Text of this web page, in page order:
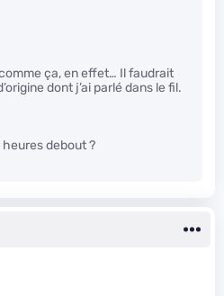
ça, en effet… Il faudrait
dont j’ai parlé dans le fil.
debout ?